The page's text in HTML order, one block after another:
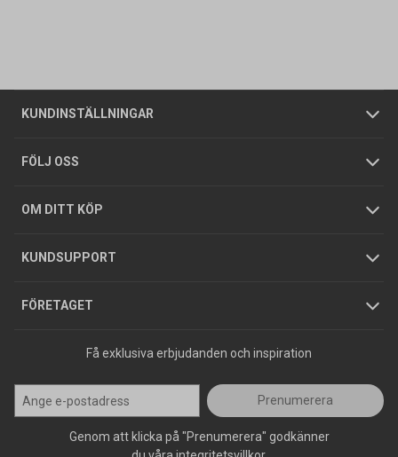
KUNDINSTÄLLNINGAR
Företagskund / Privatkund
FÖLJ OSS
OM DITT KÖP
Allmänna försäljningsvillkor
Integritetspolicy
GDPR
KUNDSUPPORT
Butiker
Foldrar och kataloger
Köpguider
Varumärken
FÖRETAGET
Om oss
Tjänster
Hållbarhet
Jobba hos oss
Press
Få exklusiva erbjudanden och inspiration
Prenumerera
Genom att klicka på "Prenumerera" godkänner